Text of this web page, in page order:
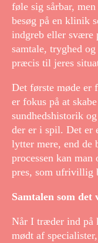
føle sig sårbar,
besøg på en klinik
indgreb eller svære
samtale, tryghed
præcis til jeres
Det første møde er
er fokus på at
sundhedshistorik
der er i spil. Det er
lytter mere, end de
processen kan
pres, som ufrivillig
Samtalen som
Når I træder ind på
mødt af